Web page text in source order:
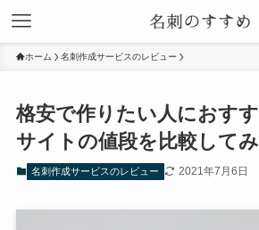
ホーム 名刺作成サービスのレビュー
格安で作りたい人におす
サイトの値段を比較して
名刺作成サービスのレビュー 2021年7月6日